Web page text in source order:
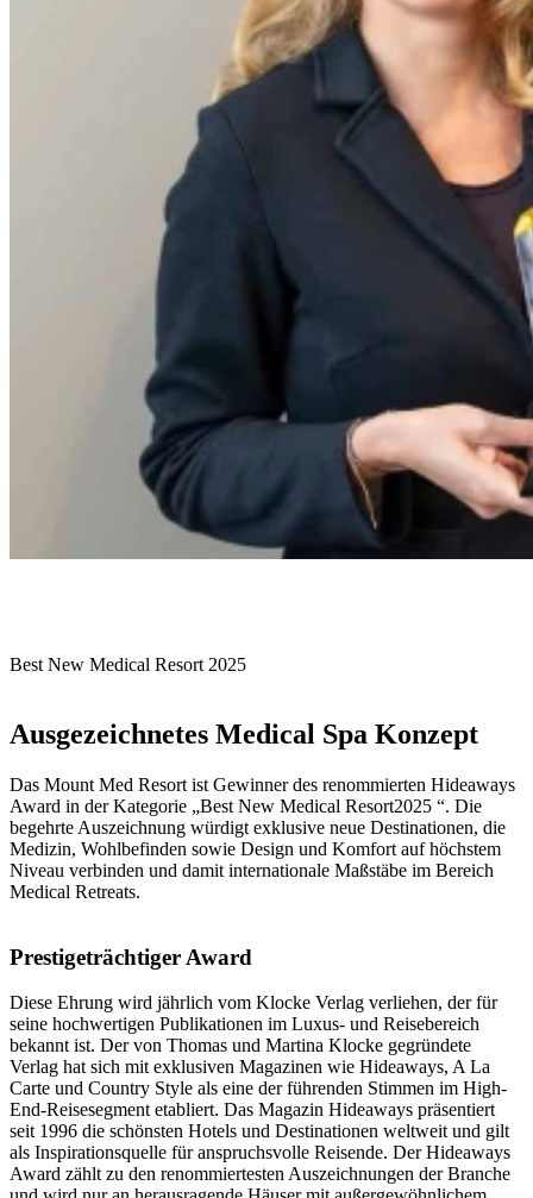
Best New Medical Resort 2025
Ausgezeichnetes Medical Spa Konzept
Das Mount Med Resort ist Gewinner des renommierten Hideaways
Award in der Kategorie „Best New Medical Resort2025 “. Die
begehrte Auszeichnung würdigt exklusive neue Destinationen, die
Medizin, Wohlbefinden sowie Design und Komfort auf höchstem
Niveau verbinden und damit internationale Maßstäbe im Bereich
Medical Retreats.
Prestigeträchtiger Award
Diese Ehrung wird jährlich vom Klocke Verlag verliehen, der für
seine hochwertigen Publikationen im Luxus- und Reisebereich
bekannt ist. Der von Thomas und Martina Klocke gegründete
Verlag hat sich mit exklusiven Magazinen wie Hideaways, A La
Carte und Country Style als eine der führenden Stimmen im High-
End-Reisesegment etabliert. Das Magazin Hideaways präsentiert
seit 1996 die schönsten Hotels und Destinationen weltweit und gilt
als Inspirationsquelle für anspruchsvolle Reisende. Der Hideaways
Award zählt zu den renommiertesten Auszeichnungen der Branche